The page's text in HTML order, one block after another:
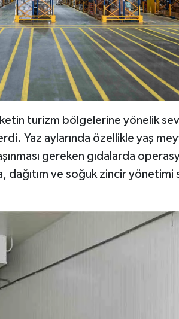
turizm bölgelerine yönelik
Yaz aylarında özellikle yaş
gereken gıdalarda
dağıtım ve soğuk zincir yönetimi